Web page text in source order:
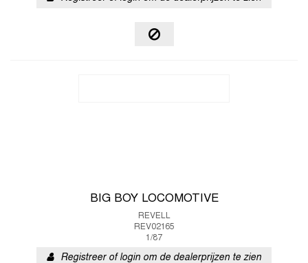
BIG BOY LOCOMOTIVE
REVELL
REV02165
1/87
Registreer of login om de dealerprijzen te zien